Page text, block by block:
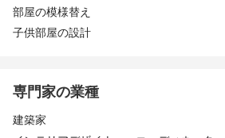
部屋の模様替え
子供部屋の設計
専門家の業種
建築家